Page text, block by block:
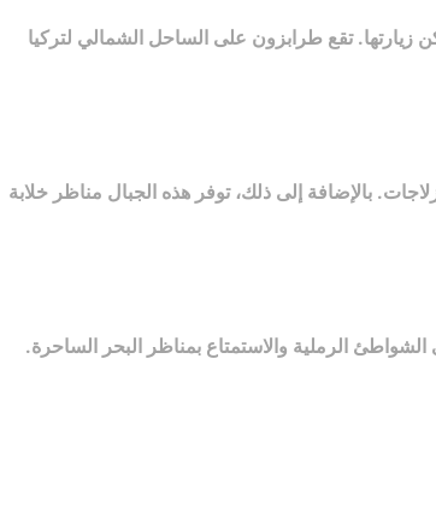
تقع طرابزون على الساحل الشمالي لتركيا
بالإضافة إلى ذلك، توفر هذه الجبال مناظر خلابة
الرملية والاستمتاع بمناظر البحر الساحرة.